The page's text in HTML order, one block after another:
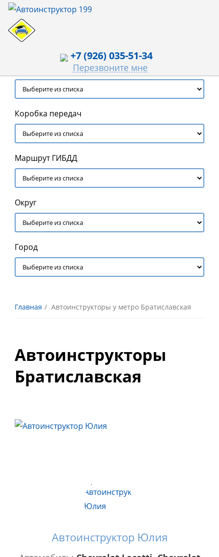
+7 (926) 035-51-34
Перезвоните мне
Автоинструктор
Коробка передач
Маршрут ГИБДД
Округ
Город
Главная Автоинструкторы у метро Братиславская
Автоинструкторы
Братиславская
Автоинструктор Юлия